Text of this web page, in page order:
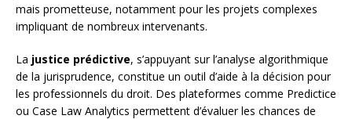
mais prometteuse, notamment pour les projets complexes
impliquant de nombreux intervenants.
La justice prédictive, s’appuyant sur l’analyse algorithmique
de la jurisprudence, constitue un outil d’aide à la décision pour
les professionnels du droit. Des plateformes comme Predictice
ou Case Law Analytics permettent d’évaluer les chances de